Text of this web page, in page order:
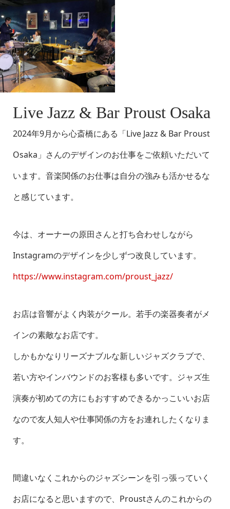
い演奏
演奏中。海外からのお客
れます。
Live Jazz & Bar Proust Osaka
2024年9月から心斎橋にある「Live Jazz & Bar Proust
Osaka」さんのデザインのお仕事をご依頼いただいて
います。音楽関係のお仕事は自分の強みも活かせるな
と感じています。
今は、オーナーの原田さんと打ち合わせしながら
Instagramのデザインを少しずつ改良しています。
https://www.instagram.com/proust_jazz/
お店は音響がよく内装がクール。若手の楽器奏者がメ
インの素敵なお店です。
しかもかなりリーズナブルな新しいジャズクラブで、
若い方やインバウンドのお客様も多いです。ジャズ生
演奏が初めての方にもおすすめできるかっこいいお店
なので友人知人や仕事関係の方をお連れしたくなりま
す。
間違いなくこれからのジャズシーンを引っ張っていく
お店になると思いますので、Proustさんのこれからの